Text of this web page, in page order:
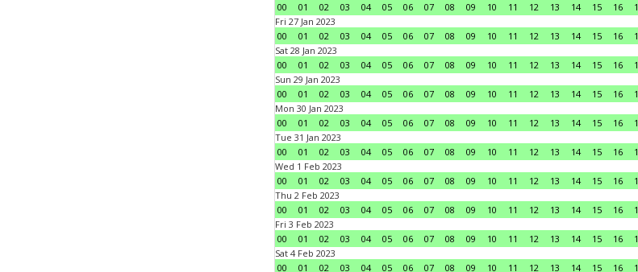
00
01 02 03 04 05 06 07 08 09 10 11 12 13 14 15 16
Fri 27 Jan 2023
00
01 02 03 04 05 06 07 08 09 10 11 12 13 14 15 16
Sat 28 Jan 2023
00
01 02 03 04 05 06 07 08 09 10 11 12 13 14 15 16
Sun 29 Jan 2023
00
01 02 03 04 05 06 07 08 09 10 11 12 13 14 15 16
Mon 30 Jan 2023
00
01 02 03 04 05 06 07 08 09 10 11 12 13 14 15 16
Tue 31 Jan 2023
00
01 02 03 04 05 06 07 08 09 10 11 12 13 14 15 16
Wed 1 Feb 2023
00
01 02 03 04 05 06 07 08 09 10 11 12 13 14 15 16
Thu 2 Feb 2023
00
01 02 03 04 05 06 07 08 09 10 11 12 13 14 15 16
Fri 3 Feb 2023
00
01 02 03 04 05 06 07 08 09 10 11 12 13 14 15 16
Sat 4 Feb 2023
00
01 02 03 04 05 06 07 08 09 10 11 12 13 14 15 16